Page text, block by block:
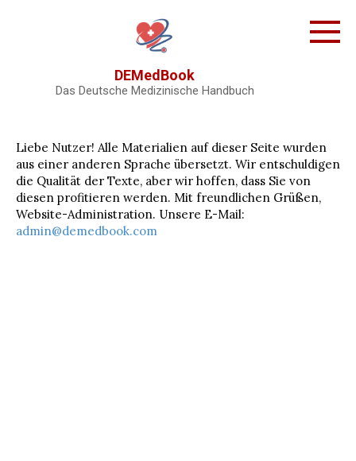
DEMedBook
Das Deutsche Medizinische Handbuch
Liebe Nutzer! Alle Materialien auf dieser Seite wurden
aus einer anderen Sprache übersetzt. Wir entschuldigen
die Qualität der Texte, aber wir hoffen, dass Sie von
diesen profitieren werden. Mit freundlichen Grüßen,
Website-Administration. Unsere E-Mail:
admin@demedbook.com